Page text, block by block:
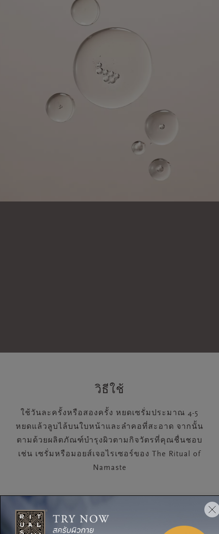
วิธีใช้
ใช้วันละครั้งหรือสองครั้ง หยดเซรั่มประมาณ 4-5
หยดแล้วลูบไล้บนใบหน้าและลำคอที่สะอาด จากนั้น
ตามด้วยผลิตภัณฑ์บำรุงผิวตามกิจวัตรที่คุณชื่นชอบ
เช่น เซรั่มหรือมอยส์เจอไรเซอร์ของ The Ritual of
Namaste